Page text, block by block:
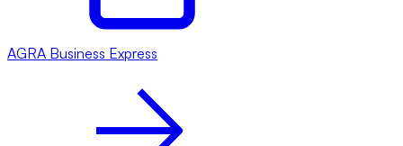
AGRA Business Express